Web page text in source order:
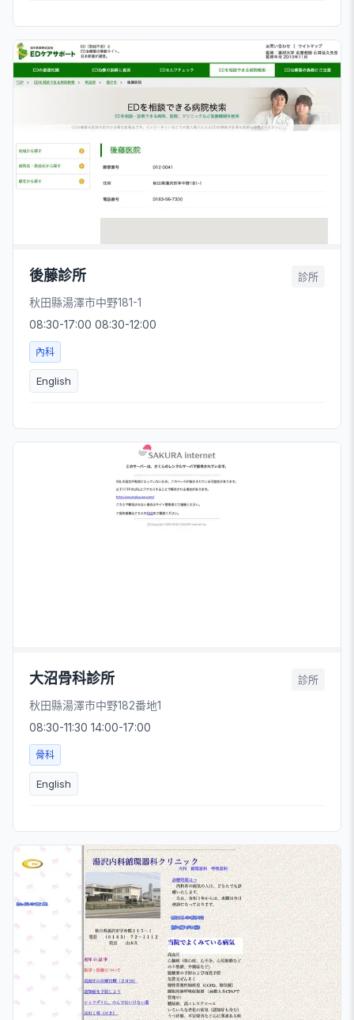
後藤診所 診所
秋田縣湯澤市中野181-1
08:30-17:00 08:30-12:00
內科
English
大沼骨科診所 診所
秋田縣湯澤市中野182番地1
08:30-11:30 14:00-17:00
骨科
English